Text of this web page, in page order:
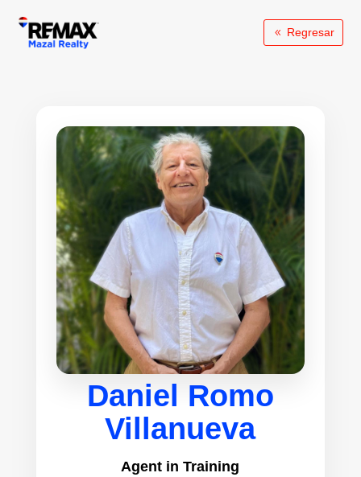
Regresar
Daniel Romo
Villanueva
Agent in Training